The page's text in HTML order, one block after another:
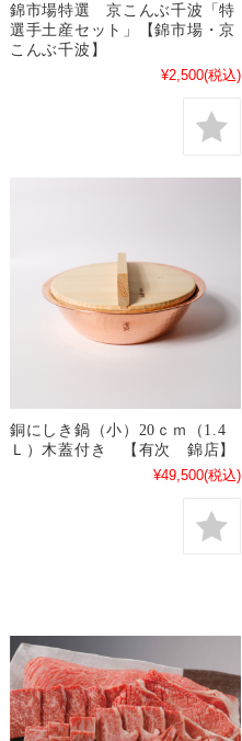
錦市場特選 京こんぶ千波「特
選手土産セット」【錦市場・京
こんぶ千波】
¥2,500(税込)
銅にしき鍋（小）20ｃｍ（1.4
Ｌ）木蓋付き 【有次 錦店】
¥49,500(税込)